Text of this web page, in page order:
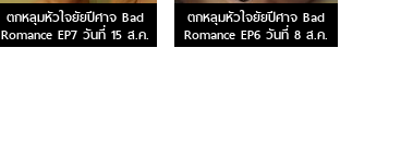
ตกหลุมหัวใจยัยปีศาจ Bad
Romance EP7 วันที่ 15 ส.ค.
59
ตกหลุมหัวใจยัยปีศาจ Bad
Romance EP6 วันที่ 8 ส.ค.
59